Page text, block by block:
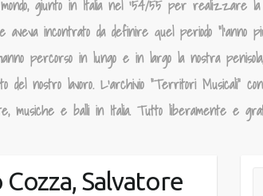
giunto in Italia nel ‘54/55 per realizzare la
incontrato da definire quel periodo “l’anno
percorso in lungo e in largo la nostra
lavoro. L’archivio “Territori Musicali”
musiche e balli in Italia. Tutto liberamente e
Salvatore